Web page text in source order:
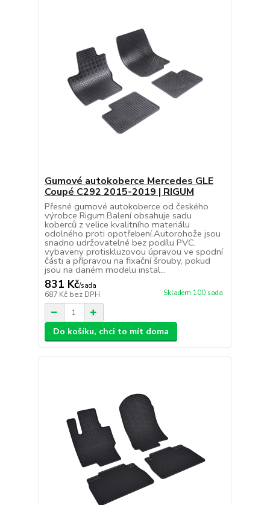
Gumové autokoberce Mercedes GLE
Coupé C292 2015-2019 | RIGUM
Přesné gumové autokoberce od českého
výrobce Rigum.Balení obsahuje sadu
koberců z velice kvalitního materiálu
odolného proti opotřebení.Autorohože jsou
snadno udržovatelné bez podílu PVC,
vybaveny protiskluzovou úpravou ve spodní
části a přípravou na fixační šrouby, pokud
jsou na daném modelu instal...
831 Kč/sada
687 Kč bez DPH Skladem 100 sada
Do košíku, chci to mít doma